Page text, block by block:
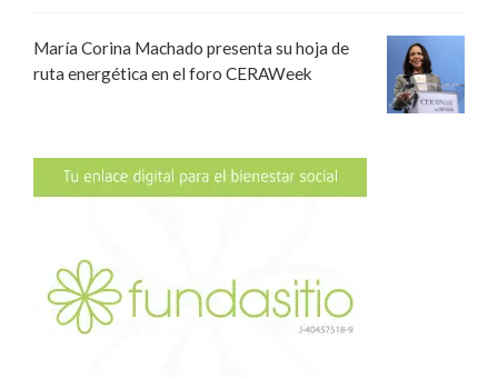
María Corina Machado presenta su hoja de
ruta energética en el foro CERAWeek